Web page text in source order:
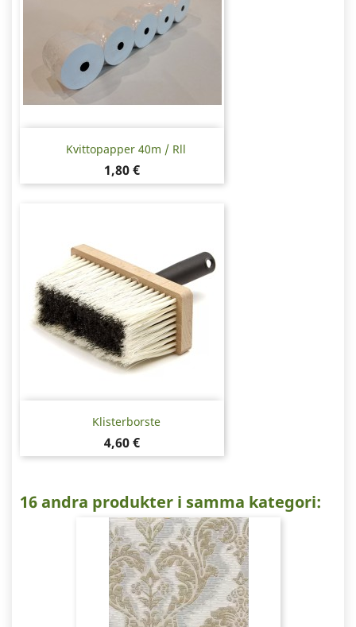
Kvittopapper 40m / Rll
Pris
1,80 €
Klisterborste
Pris
4,60 €
16 andra produkter i samma kategori: